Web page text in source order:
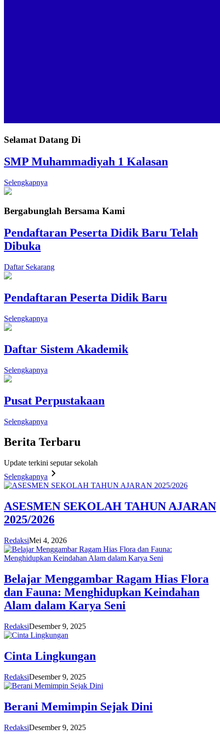
Selamat Datang Di
SMP Muhammadiyah 1 Kalasan
Selengkapnya
Bergabunglah Bersama Kami
Pendaftaran Peserta Didik Baru Telah
Dibuka
Daftar Sekarang
Pendaftaran Peserta Didik Baru
Selengkapnya
Daftar Sistem Akademik
Selengkapnya
Pusat Perpustakaan
Selengkapnya
Berita Terbaru
Update terkini seputar sekolah
Selengkapnya
ASESMEN SEKOLAH TAHUN AJARAN
2025/2026
RedaksiMei 4, 2026
Belajar Menggambar Ragam Hias Flora
dan Fauna: Menghidupkan Keindahan
Alam dalam Karya Seni
RedaksiDesember 9, 2025
Cinta Lingkungan
RedaksiDesember 9, 2025
Berani Memimpin Sejak Dini
RedaksiDesember 9, 2025